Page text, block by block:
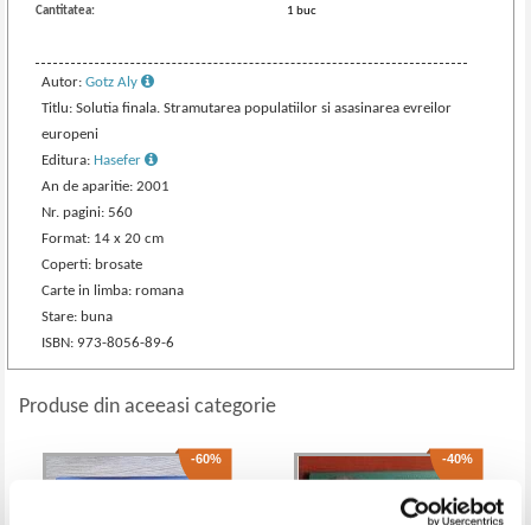
Cantitatea:
1 buc
Autor:Gotz Aly
Titlu: Solutia finala. Stramutarea populatiilor si asasinarea evreilor
europeni
Editura: Hasefer
An de aparitie: 2001
Nr. pagini: 560
Format: 14 x 20 cm
Coperti: brosate
Carte in limba: romana
Stare: buna
ISBN: 973-8056-89-6
Produse din aceeasi categorie
-60% -40%